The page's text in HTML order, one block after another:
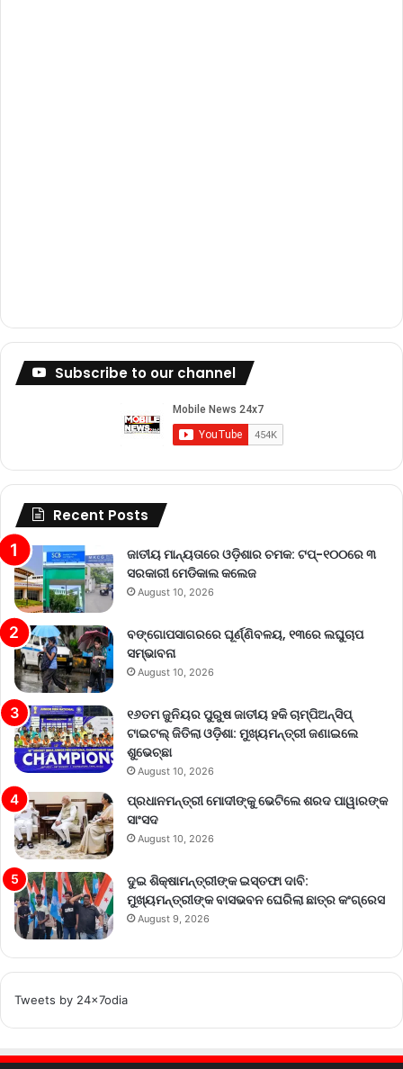
Subscribe to our channel
Recent Posts
ଜାତୀୟ ମାନ୍ୟତାରେ ଓଡ଼ିଶାର ଚମକ: ଟପ୍-୧୦୦ରେ ୩
ସରକାରୀ ମେଡିକାଲ କଲେଜ
August 10, 2026
ବଙ୍ଗୋପସାଗରରେ ଘୂର୍ଣ୍ଣିବଳୟ, ୧୩ରେ ଲଘୁଚାପ
ସମ୍ଭାବନା
August 10, 2026
୧୬ତମ ଜୁନିୟର ପୁରୁଷ ଜାତୀୟ ହକି ଚାମ୍ପିଅନ୍‌ସିପ୍
ଟାଇଟଲ୍ ଜିତିଲା ଓଡ଼ିଶା: ମୁଖ୍ୟମନ୍ତ୍ରୀ ଜଣାଇଲେ
ଶୁଭେଚ୍ଛା
August 10, 2026
ପ୍ରଧାନମନ୍ତ୍ରୀ ମୋଦୀଙ୍କୁ ଭେଟିଲେ ଶରଦ ପାୱାରଙ୍କ
ସାଂସଦ
August 10, 2026
ଦୁଇ ଶିକ୍ଷାମନ୍ତ୍ରୀଙ୍କ ଇସ୍ତଫା ଦାବି:
ମୁଖ୍ୟମନ୍ତ୍ରୀଙ୍କ ବାସଭବନ ଘେରିଲା ଛାତ୍ର କଂଗ୍ରେସ
August 9, 2026
Tweets by 24x7odia